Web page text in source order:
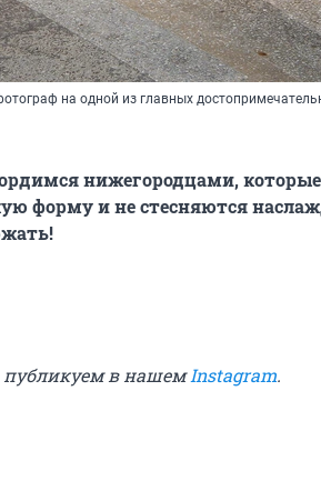
на одной из главных
нижегородцами,
форму и не стесняются
публикуем в нашемInstagram.